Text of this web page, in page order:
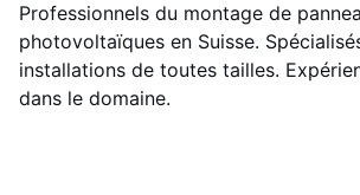
Professionnels du montage de
photovoltaïques en Suisse.
installations de toutes tailles.
dans le domaine.